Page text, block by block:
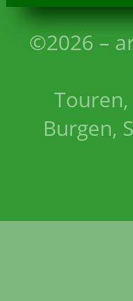
©2026 –
Burgen,